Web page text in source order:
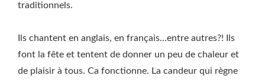
traditionnels.
Ils chantent en anglais, en français…entre autres?! Ils
font la fête et tentent de donner un peu de chaleur et
de plaisir à tous. Ca fonctionne. La candeur qui règne